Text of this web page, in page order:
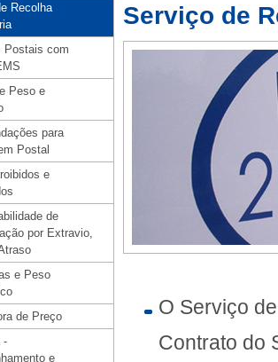
Recolha
Postais com
Peso e
para
Postal
e
de
por Extravio,
e Peso
de Preço
-
e
Serviço de
O Serviço
Contrato do